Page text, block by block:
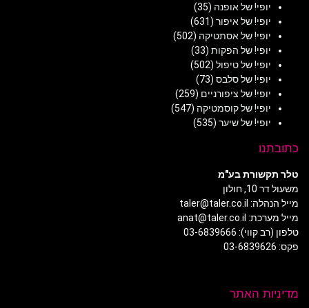
יופי! של אופנה (35)
יופי! של איפור (631)
יופי! של אסתטיקה (502)
יופי! של הפקות (33)
יופי! של טיפול (502)
יופי! של סלבס (73)
יופי! של ציפורניים (259)
יופי! של קוסמטיקה (547)
יופי! של שיער (535)
כתובתנו
טלר תקשורת בע"מ
משעול דר 10, חולון
מייל הנהלה: taler@taler.co.il
מייל מערכת: anat@taler.co.il
טלפון (רב קווי): 03-6839666
פקס: 03-6839626
מדיניות האתר